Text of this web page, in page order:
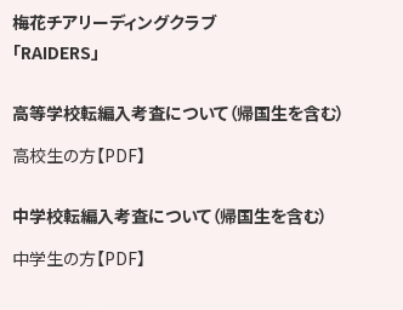
梅花チアリーディングクラブ
「RAIDERS」
高等学校転編入考査について（帰国生を含む）
高校生の方【PDF】
中学校転編入考査について（帰国生を含む）
中学生の方【PDF】